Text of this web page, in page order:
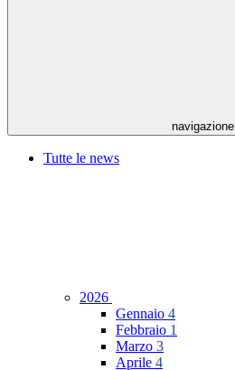
navigazione
Tutte le news
2026
Gennaio 4
Febbraio 1
Marzo 3
Aprile 4